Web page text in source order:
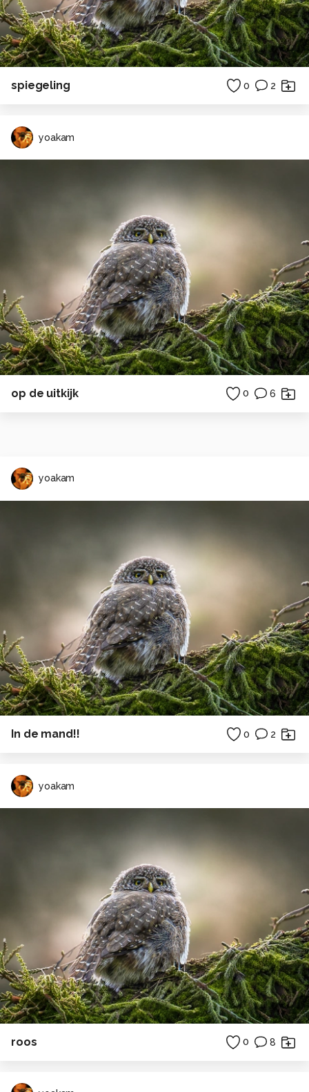
spiegeling 0 2
yoakam
op de uitkijk 0 6
yoakam
In de mand!! 0 2
yoakam
roos 0 8